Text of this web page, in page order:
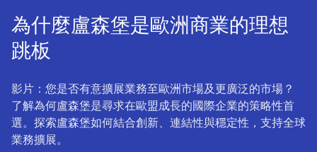
為什麼盧森堡是歐洲商業的理想
跳板
影片：您是否有意擴展業務至歐洲市場及更廣泛的市場？
了解為何盧森堡是尋求在歐盟成長的國際企業的策略性首
選。探索盧森堡如何結合創新、連結性與穩定性，支持全球
業務擴展。